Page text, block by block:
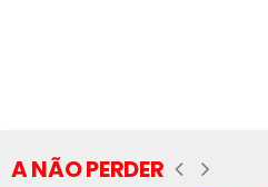
A NÃO PERDER